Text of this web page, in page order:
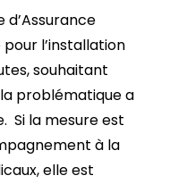
d’Assurance
l’installation
souhaitant
problématique a
Si la mesure est
à la
elle est